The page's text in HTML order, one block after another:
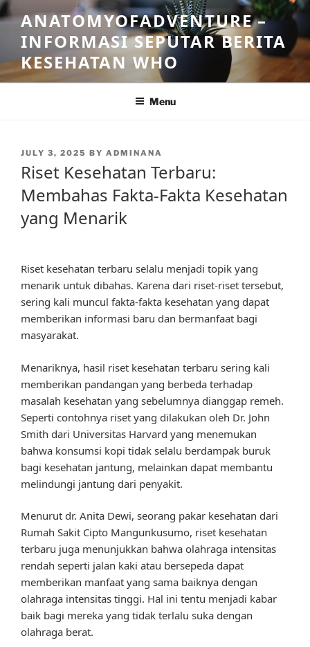
Skip
to
content
ANATOMYOFADVENTURE –
INFORMASI SEPUTAR BERITA
KESEHATAN WHO
Menu
POSTED
ON
JULY 3, 2025 BY ADMINANA
Riset Kesehatan Terbaru:
Membahas Fakta-Fakta Kesehatan
yang Menarik
Riset kesehatan terbaru selalu menjadi topik yang
menarik untuk dibahas. Karena dari riset-riset tersebut,
sering kali muncul fakta-fakta kesehatan yang dapat
memberikan informasi baru dan bermanfaat bagi
masyarakat.
Menariknya, hasil riset kesehatan terbaru sering kali
memberikan pandangan yang berbeda terhadap
masalah kesehatan yang sebelumnya dianggap remeh.
Seperti contohnya riset yang dilakukan oleh Dr. John
Smith dari Universitas Harvard yang menemukan
bahwa konsumsi kopi tidak selalu berdampak buruk
bagi kesehatan jantung, melainkan dapat membantu
melindungi jantung dari penyakit.
Menurut dr. Anita Dewi, seorang pakar kesehatan dari
Rumah Sakit Cipto Mangunkusumo, riset kesehatan
terbaru juga menunjukkan bahwa olahraga intensitas
rendah seperti jalan kaki atau bersepeda dapat
memberikan manfaat yang sama baiknya dengan
olahraga intensitas tinggi. Hal ini tentu menjadi kabar
baik bagi mereka yang tidak terlalu suka dengan
olahraga berat.